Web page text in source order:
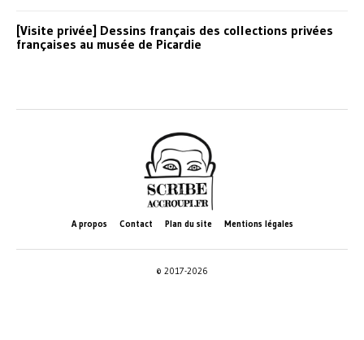
[Visite privée] Dessins français des collections privées
françaises au musée de Picardie
A propos Contact Plan du site Mentions légales
© 2017-2026